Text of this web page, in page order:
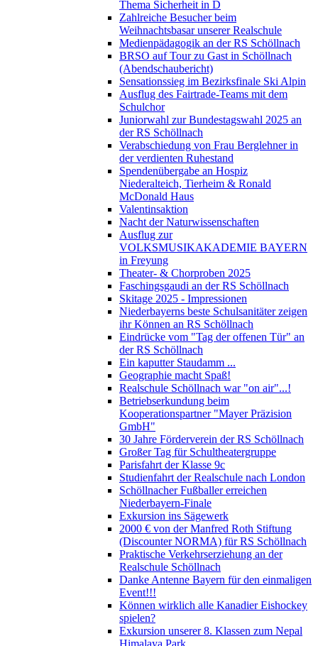
Thema Sicherheit in D
Zahlreiche Besucher beim
Weihnachtsbasar unserer Realschule
Medienpädagogik an der RS Schöllnach
BRSO auf Tour zu Gast in Schöllnach
(Abendschaubericht)
Sensationssieg im Bezirksfinale Ski Alpin
Ausflug des Fairtrade-Teams mit dem
Schulchor
Juniorwahl zur Bundestagswahl 2025 an
der RS Schöllnach
Verabschiedung von Frau Berglehner in
der verdienten Ruhestand
Spendenübergabe an Hospiz
Niederalteich, Tierheim & Ronald
McDonald Haus
Valentinsaktion
Nacht der Naturwissenschaften
Ausflug zur
VOLKSMUSIKAKADEMIE BAYERN
in Freyung
Theater- & Chorproben 2025
Faschingsgaudi an der RS Schöllnach
Skitage 2025 - Impressionen
Niederbayerns beste Schulsanitäter zeigen
ihr Können an RS Schöllnach
Eindrücke vom "Tag der offenen Tür" an
der RS Schöllnach
Ein kaputter Staudamm ...
Geographie macht Spaß!
Realschule Schöllnach war "on air"...!
Betriebserkundung beim
Kooperationspartner "Mayer Präzision
GmbH"
30 Jahre Förderverein der RS Schöllnach
Großer Tag für Schultheatergruppe
Parisfahrt der Klasse 9c
Studienfahrt der Realschule nach London
Schöllnacher Fußballer erreichen
Niederbayern-Finale
Exkursion ins Sägewerk
2000 € von der Manfred Roth Stiftung
(Discounter NORMA) für RS Schöllnach
Praktische Verkehrserziehung an der
Realschule Schöllnach
Danke Antenne Bayern für den einmaligen
Event!!!
Können wirklich alle Kanadier Eishockey
spielen?
Exkursion unserer 8. Klassen zum Nepal
Himalaya Park